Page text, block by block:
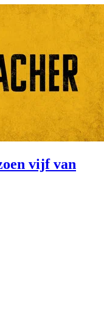
vijf van